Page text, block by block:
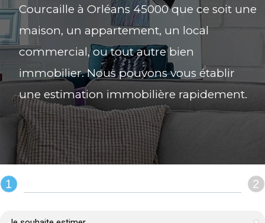
Courcaille à Orléans 45000 que ce soit une
maison, un appartement, un local
commercial, ou tout autre bien
immobilier. Nous pouvons vous établir
une estimation immobilière rapidement.
REMPLIR LE FORMULAIRE :
1 2